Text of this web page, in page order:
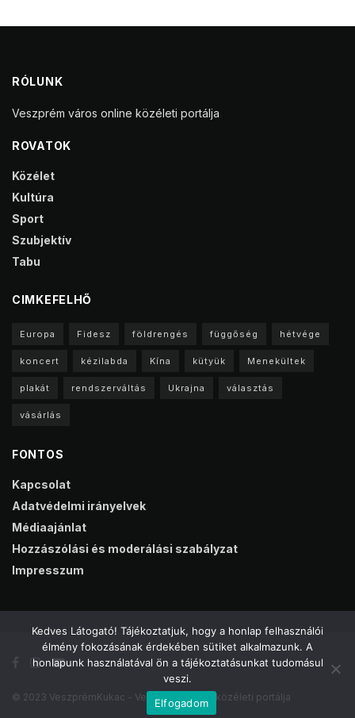
RÓLUNK
Veszprém város online közéleti portálja
ROVATOK
Közélet
Kultúra
Sport
Szubjektív
Tabu
CIMKEFELHŐ
Europa Fidesz földrengés függőség hétvége
koncert kézilabda Kína kütyük Menekültek
plakát rendszerváltás Ukrajna választás
vásárlás
FONTOS
Kapcsolat
Adatvédelmi irányelvek
Médiaajánlat
Hozzászólási és moderálási szabályzat
Impresszum
© 2023 VeszprémKukac - Veszprém online közéleti portálja
Kedves Látogató! Tájékoztatjuk, hogy a honlap felhasználói
élmény fokozásának érdekében sütiket alkalmazunk. A
honlapunk használatával ön a tájékoztatásunkat tudomásul
veszi.
Elfogadom